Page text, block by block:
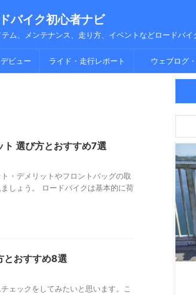
バイク初心者ナビ
ム、メンテナンス、走り方、イベントなどロードバイ
ビュー ライド・走行レポート ウェブログ
ト 選び方とおすすめ7選
・デメリットやフロントバッグの取
しょう。 ロードバイクは基本的に荷
とおすすめ8選
ェックをしてみたいと思います。こ